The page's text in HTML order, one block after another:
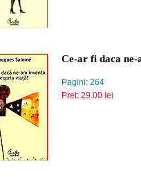
Ce-ar fi daca
Pagini: 264
Pret: 29.00 lei